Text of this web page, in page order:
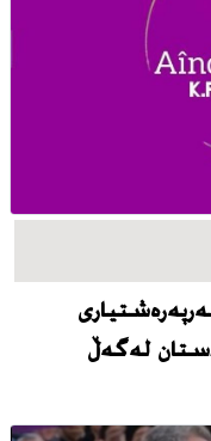
لەگەڵ